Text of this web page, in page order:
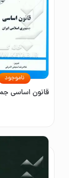
ناموجود